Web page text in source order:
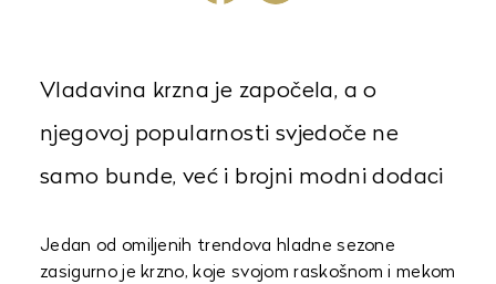
Vladavina krzna je započela, a o
njegovoj popularnosti svjedoče ne
samo bunde, već i brojni modni dodaci
Jedan od omiljenih trendova hladne sezone
zasigurno je krzno, koje svojom raskošnom i mekom